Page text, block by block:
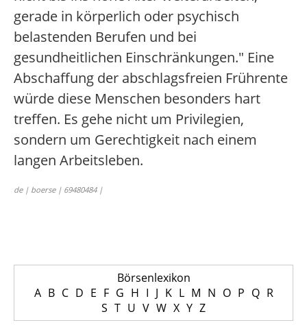
gerade in körperlich oder psychisch
belastenden Berufen und bei
gesundheitlichen Einschränkungen." Eine
Abschaffung der abschlagsfreien Frührente
würde diese Menschen besonders hart
treffen. Es gehe nicht um Privilegien,
sondern um Gerechtigkeit nach einem
langen Arbeitsleben.
de | boerse | 69480484 |
Börsenlexikon
A B C D E F G H I J K L M N O P Q R
S T U V W X Y Z